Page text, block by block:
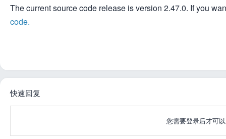
The current source code release is version 2.47.0. If you
code.
快速回复
您需要登录后才可